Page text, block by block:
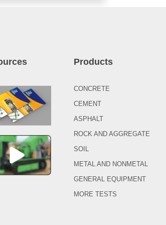
Products
CONCRETE
CEMENT
ASPHALT
ROCK AND AGGREGATE
SOIL
METAL AND NONMETAL
GENERAL EQUIPMENT
MORE TESTS